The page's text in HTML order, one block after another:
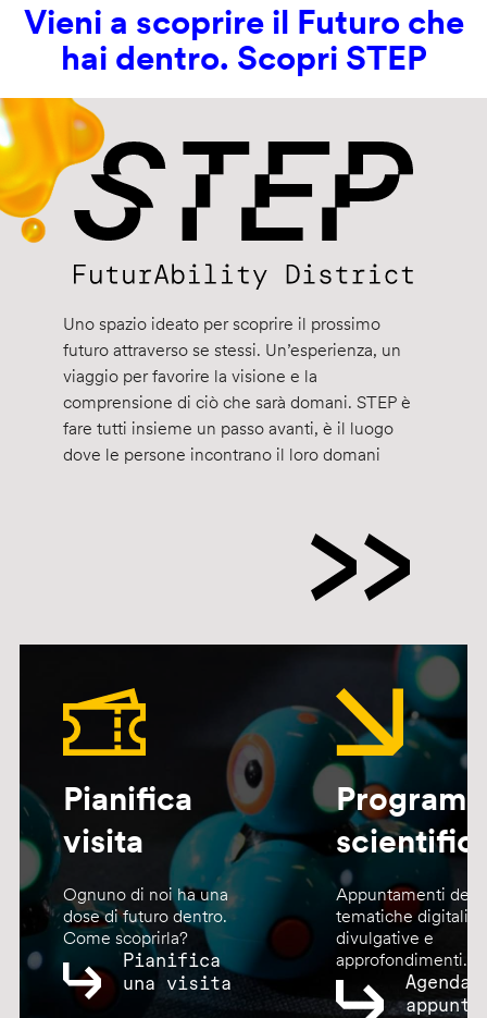
Vieni a scoprire il Futuro che
hai dentro. Scopri STEP
Uno spazio ideato per scoprire il prossimo
futuro attraverso se stessi. Un’esperienza, un
viaggio per favorire la visione e la
comprensione di ciò che sarà domani. STEP è
fare tutti insieme un passo avanti, è il luogo
dove le persone incontrano il loro domani
Pianifica
visita
Ognuno di noi ha una
dose di futuro dentro.
Come scoprirla?
Pianifica
una visita
Appuntamenti
tematiche digitali,
divulgative e
approfondimenti.
Agenda